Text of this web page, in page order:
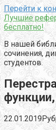
Перейти к
Лучшие
бесплатно!
В нашей
сочинения,
студентов.
22.01.2019